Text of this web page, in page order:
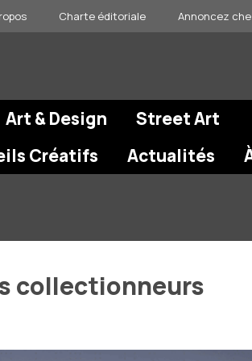
Charte éditoriale Annoncez
Art & Design
Street Art
Créatifs Actualités
collectionneurs